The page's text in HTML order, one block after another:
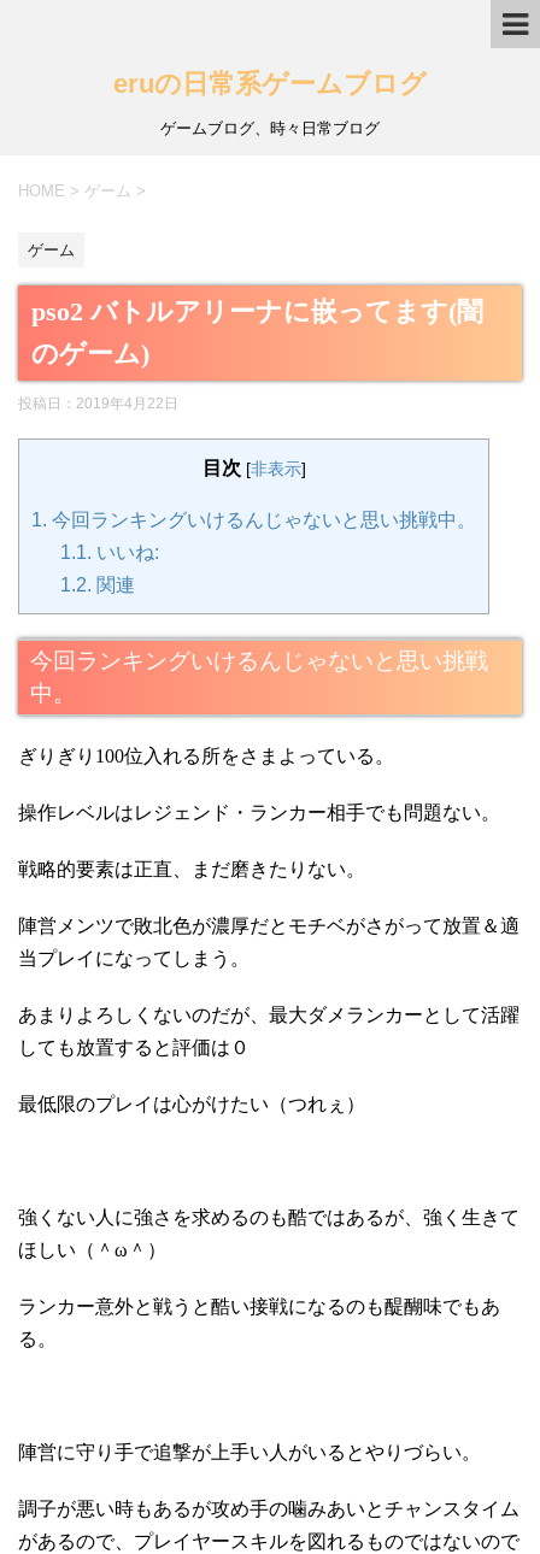
eruの日常系ゲームブログ
ゲームブログ、時々日常ブログ
HOME > ゲーム >
ゲーム
pso2 バトルアリーナに嵌ってます(闇
のゲーム)
投稿日： 2019年4月22日
目次 [非表示]
1. 今回ランキングいけるんじゃないと思い挑戦中。
1.1. いいね:
1.2. 関連
今回ランキングいけるんじゃないと思い挑戦
中。
ぎりぎり100位入れる所をさまよっている。
操作レベルはレジェンド・ランカー相手でも問題ない。
戦略的要素は正直、まだ磨きたりない。
陣営メンツで敗北色が濃厚だとモチベがさがって放置＆適
当プレイになってしまう。
あまりよろしくないのだが、最大ダメランカーとして活躍
しても放置すると評価は０
最低限のプレイは心がけたい（つれぇ）
強くない人に強さを求めるのも酷ではあるが、強く生きて
ほしい（＾ω＾）
ランカー意外と戦うと酷い接戦になるのも醍醐味でもあ
る。
陣営に守り手で追撃が上手い人がいるとやりづらい。
調子が悪い時もあるが攻め手の噛みあいとチャンスタイム
があるので、プレイヤースキルを図れるものではないので